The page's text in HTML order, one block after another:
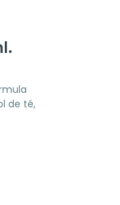
de té,